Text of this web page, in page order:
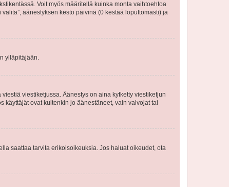
Voit myös määritellä kuinka monta vaihtoehtoa
äänestyksen kesto päivinä (0 kestää loputtomasti) ja
ylläpitäjään.
viestiketjussa. Äänestys on aina kytketty viestiketjun
käyttäjät ovat kuitenkin jo äänestäneet, vain valvojat tai
saattaa tarvita erikoisoikeuksia. Jos haluat oikeudet, ota